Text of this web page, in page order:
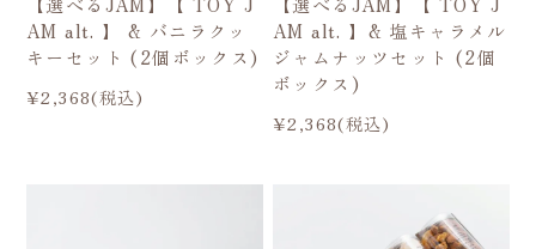
AM alt. 】 & バニラクッ
キーセット (2個ボックス)
¥2,368(税込)
AM alt. 】& 塩キャラメル
ジャムナッツセット (2個
ボックス)
¥2,368(税込)